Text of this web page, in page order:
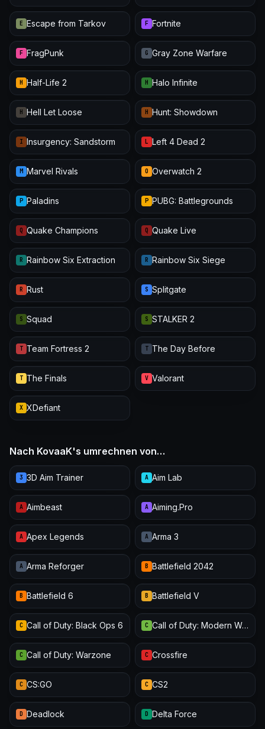
E Escape from Tarkov F Fortnite
F FragPunk G Gray Zone Warfare
H Half-Life 2 H Halo Infinite
H Hell Let Loose H Hunt: Showdown
I Insurgency: Sandstorm L Left 4 Dead 2
M Marvel Rivals O Overwatch 2
P Paladins P PUBG: Battlegrounds
Q Quake Champions Q Quake Live
R Rainbow Six Extraction R Rainbow Six Siege
R Rust S Splitgate
S Squad S STALKER 2
T Team Fortress 2 T The Day Before
T The Finals V Valorant
X XDefiant
Nach KovaaK's umrechnen von…
3 3D Aim Trainer A Aim Lab
A Aimbeast A Aiming.Pro
A Apex Legends A Arma 3
A Arma Reforger B Battlefield 2042
B Battlefield 6 B Battlefield V
C Call of Duty: Black Ops 6 C Call of Duty: Modern Warfare III
C Call of Duty: Warzone C Crossfire
C CS:GO C CS2
D Deadlock D Delta Force